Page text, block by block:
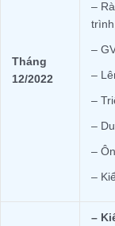
Tháng
12/2022
–
–
–
–
–
–
–
–